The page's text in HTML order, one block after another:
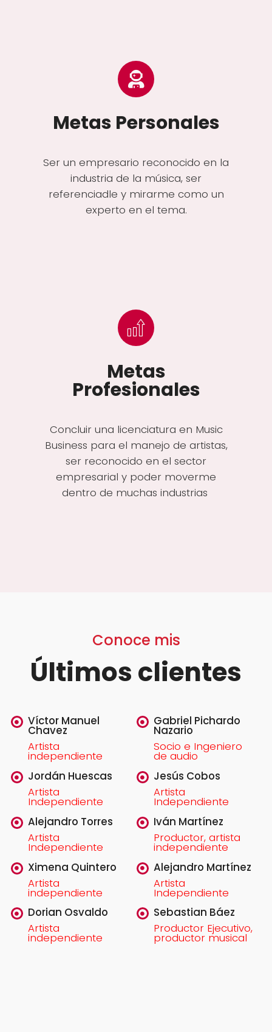
Metas Personales
Ser un empresario reconocido en la
industria de la música, ser
referenciadle y mirarme como un
experto en el tema.
Metas
Profesionales
Concluir una licenciatura en Music
Business para el manejo de artistas,
ser reconocido en el sector
empresarial y poder moverme
dentro de muchas industrias
Conoce mis
Últimos clientes
Víctor Manuel
Chavez
Artista
independiente
Jordán Huescas
Artista
Independiente
Alejandro Torres
Artista
Independiente
Ximena Quintero
Artista
independiente
Dorian Osvaldo
Artista
independiente
Gabriel Pichardo
Nazario
Socio e Ingeniero
de audio
Jesús Cobos
Artista
Independiente
Iván Martínez
Productor, artista
independiente
Alejandro Martínez
Artista
Independiente
Sebastian Báez
Productor Ejecutivo,
productor musical